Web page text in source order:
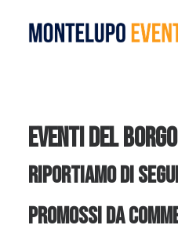
ESTATE A MONTELUPO
DOVE MANGIARE
MUSEO DELLA CERAMICA
Eventi del Borgo
Riportiamo di
promossi da